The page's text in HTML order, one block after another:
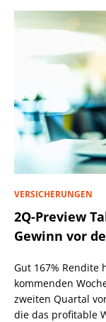
VERSICHERUNGEN
2Q-Preview
Gewinn vor
Gut 167% Rendite
kommenden
zweiten Quartal
die das profitable